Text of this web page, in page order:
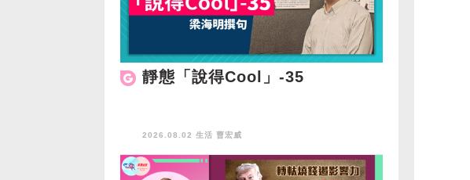
靜態「說得Cool」-35
2026.08.02 生活 曹宏威